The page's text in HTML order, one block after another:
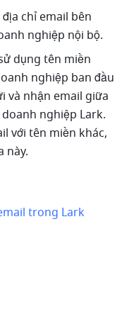
chỉ email bên
nghiệp nội bộ.
dụng tên miền
nghiệp ban đầu
và nhận email giữa
nghiệp Lark.
với tên miền khác,
này.
trong Lark